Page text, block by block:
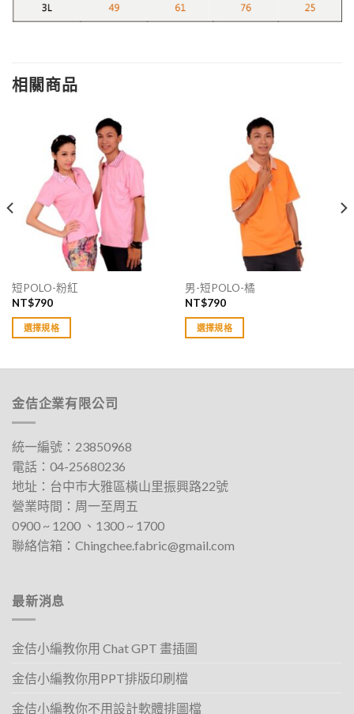
相關商品
短POLO-粉紅
NT$790
選擇規格
有
多
款
式。
可
在
產
品
頁
擇
選
男-短POLO-橘
NT$790
選擇規格
可
在
頁
金佶企業有限公司
統一編號：23850968
電話： 04-25680236
地址： 台中巿大雅區橫山里振興路22號
營業時間：周一至周五
0900 ~ 1200 、1300 ~ 1700​
聯絡信箱： Chingchee.fabric@gmail.com
最新消息
金佶小編教你用 Chat GPT 畫插圖
金佶小編教你用PPT排版印刷檔
金佶小編教你不用設計軟體排圖檔